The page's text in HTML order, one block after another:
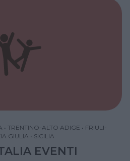
• TRENTINO-ALTO ADIGE • FRIULI-
GIULIA • SICILIA
EVENTI